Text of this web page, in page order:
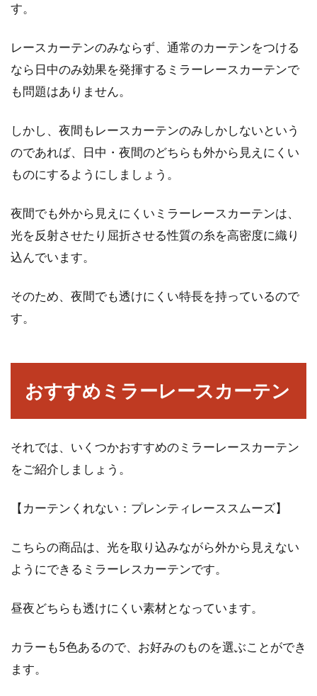
窓に取り付ける防犯グッズは100均
のものでも効果的？
皆さんは、窓の防犯対策は何かしていますか？
近年ではすっかり、住まいや自分の身の安全
は、自分で...
アパートの苦情は直接言ってはいけ
しても避けられない問題といえば「騒音」の問
ニッチ玄関をディスプレイ！サイズ
玄関のちょっとした隙間を使ってディスプレイ
ちょっと...
す。
レースカーテンのみならず、通常のカーテンをつける
なら日中のみ効果を発揮するミラーレースカーテンで
も問題はありません。
しかし、夜間もレースカーテンのみしかしないという
のであれば、日中・夜間のどちらも外から見えにくい
ものにするようにしましょう。
夜間でも外から見えにくいミラーレースカーテンは、
光を反射させたり屈折させる性質の糸を高密度に織り
込んでいます。
そのため、夜間でも透けにくい特長を持っているので
す。
おすすめミラーレースカーテン
それでは、いくつかおすすめのミラーレースカーテン
をご紹介しましょう。
【カーテンくれない：プレンティレーススムーズ】
こちらの商品は、光を取り込みながら外から見えない
ようにできるミラーレスカーテンです。
昼夜どちらも透けにくい素材となっています。
カラーも5色あるので、お好みのものを選ぶことができ
ます。